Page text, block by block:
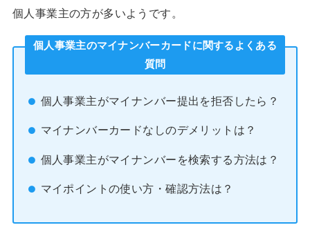
個人事業主の方が多いようです。
個人事業主のマイナンバーカードに関するよくある
質問
個人事業主がマイナンバー提出を拒否したら？
マイナンバーカードなしのデメリットは？
個人事業主がマイナンバーを検索する方法は？
マイポイントの使い方・確認方法は？